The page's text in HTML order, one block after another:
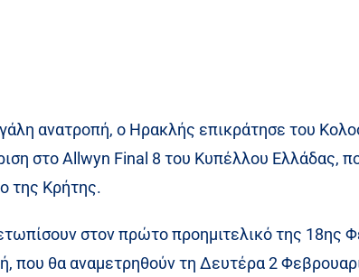
ανατροπή, ο Ηρακλής επικράτησε του
στο Allwyn Final 8 του Κυπέλλου Ελλάδας,
της Κρήτης.
στον πρώτο προημιτελικό της
που θα αναμετρηθούν τη Δευτέρα 2